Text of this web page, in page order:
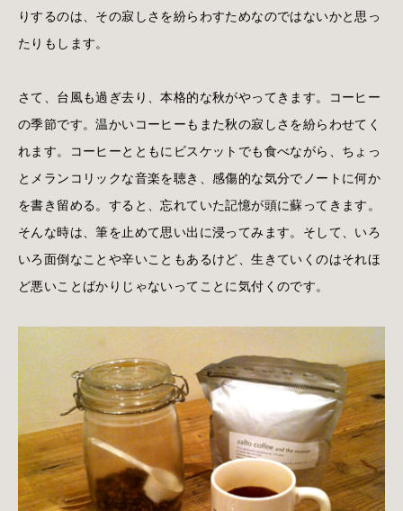
りするのは、その寂しさを紛らわすためなのではないかと思っ
たりもします。
さて、台風も過ぎ去り、本格的な秋がやってきます。コーヒー
の季節です。温かいコーヒーもまた秋の寂しさを紛らわせてく
れます。コーヒーとともにビスケットでも食べながら、ちょっ
とメランコリックな音楽を聴き、感傷的な気分でノートに何か
を書き留める。すると、忘れていた記憶が頭に蘇ってきます。
そんな時は、筆を止めて思い出に浸ってみます。そして、いろ
いろ面倒なことや辛いこともあるけど、生きていくのはそれほ
ど悪いことばかりじゃないってことに気付くのです。